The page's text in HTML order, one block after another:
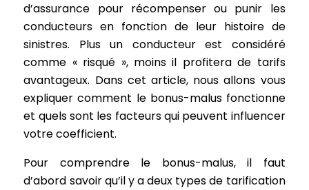
d’assurance pour récompenser ou punir les
conducteurs en fonction de leur histoire de
sinistres. Plus un conducteur est considéré
comme « risqué », moins il profitera de tarifs
avantageux. Dans cet article, nous allons vous
expliquer comment le bonus-malus fonctionne
et quels sont les facteurs qui peuvent influencer
votre coefficient.
Pour comprendre le bonus-malus, il faut
d’abord savoir qu’il y a deux types de tarification